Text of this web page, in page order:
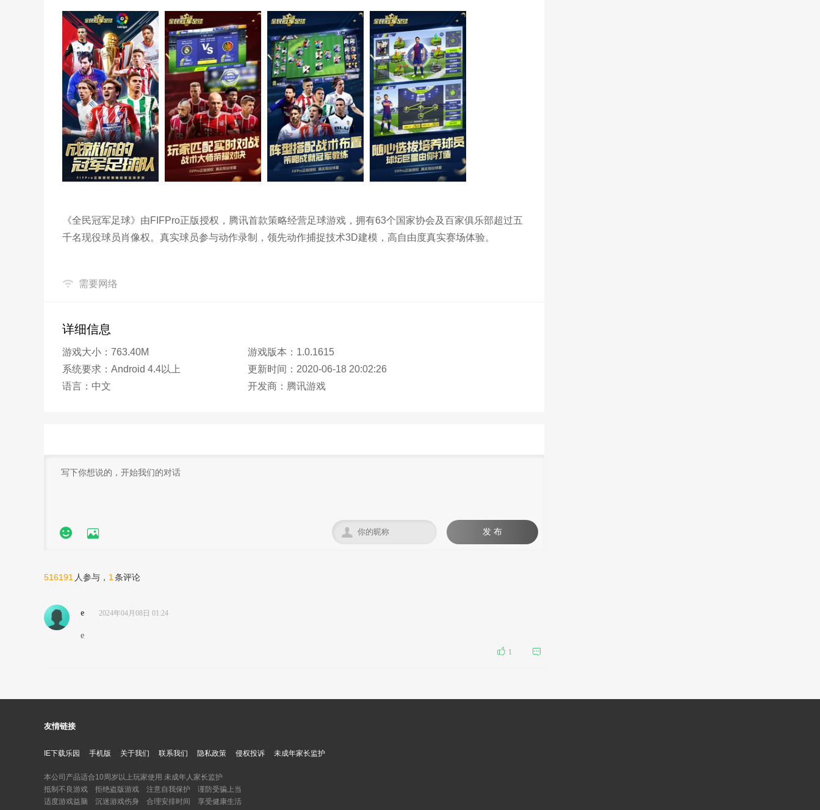
全民冠军足球
《全民冠军足球》由FIFPro正版授权，腾讯首款策略经营足球游戏，拥有63个国家协会及百家俱乐部超过五
千名现役球员肖像权。真实球员参与动作录制，领先动作捕捉技术3D建模，高自由度真实赛场体验。
需要网络
详细信息
游戏大小：763.40M
游戏版本：1.0.1615
系统要求：Android 4.4以上
更新时间：2020-06-18 20:02:26
语言：中文
开发商：腾讯游戏
  发 布

516191 人参与， 1 条评论
e 2024年04月08日 01:24
e
 1 
友情链接
IE下载乐园 手机版 关于我们 联系我们 隐私政策 侵权投诉 未成年家长监护
本公司产品适合10周岁以上玩家使用 未成年人家长监护
抵制不良游戏 拒绝盗版游戏 注意自我保护 谨防受骗上当
适度游戏益脑 沉迷游戏伤身 合理安排时间 享受健康生活